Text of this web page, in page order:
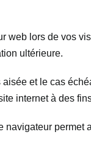
web lors de vos
ultérieure.
et le cas
internet à des
permet